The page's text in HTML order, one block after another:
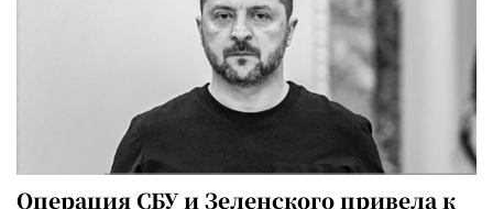
Операция СБУ и Зеленского привела к